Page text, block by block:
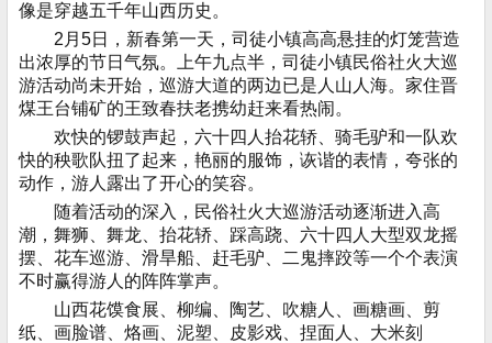
像是穿越五千年山西历史。
2月5日，新春第一天，司徒小镇高高悬挂的灯笼营造
出浓厚的节日气氛。上午九点半，司徒小镇民俗社火大巡
游活动尚未开始，巡游大道的两边已是人山人海。家住晋
煤王台铺矿的王致春扶老携幼赶来看热闹。
欢快的锣鼓声起，六十四人抬花轿、骑毛驴和一队欢
快的秧歌队扭了起来，艳丽的服饰，诙谐的表情，夸张的
动作，游人露出了开心的笑容。
随着活动的深入，民俗社火大巡游活动逐渐进入高
潮，舞狮、舞龙、抬花轿、踩高跷、六十四人大型双龙摇
摆、花车巡游、滑旱船、赶毛驴、二鬼摔跤等一个个表演
不时赢得游人的阵阵掌声。
山西花馍食展、柳编、陶艺、吹糖人、画糖画、剪
纸、画脸谱、烙画、泥塑、皮影戏、捏面人、大米刻